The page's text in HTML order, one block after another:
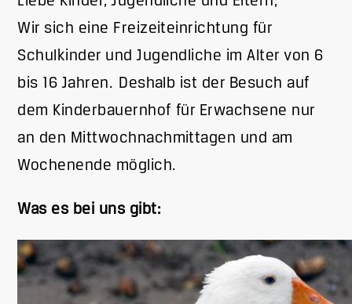
Wir sich eine Freizeiteinrichtung für
Schulkinder und Jugendliche im Alter von 6
bis 16 Jahren. Deshalb ist der Besuch auf
dem Kinderbauernhof für Erwachsene nur
an den Mittwochnachmittagen und am
Wochenende möglich.
Was es bei uns gibt:
Bild